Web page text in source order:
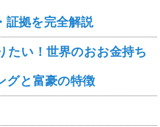
証拠を完全解説
たい！世界のおお金持ち
グと富豪の特徴